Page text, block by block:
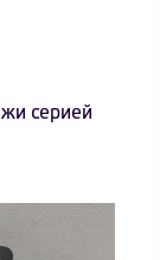
серией